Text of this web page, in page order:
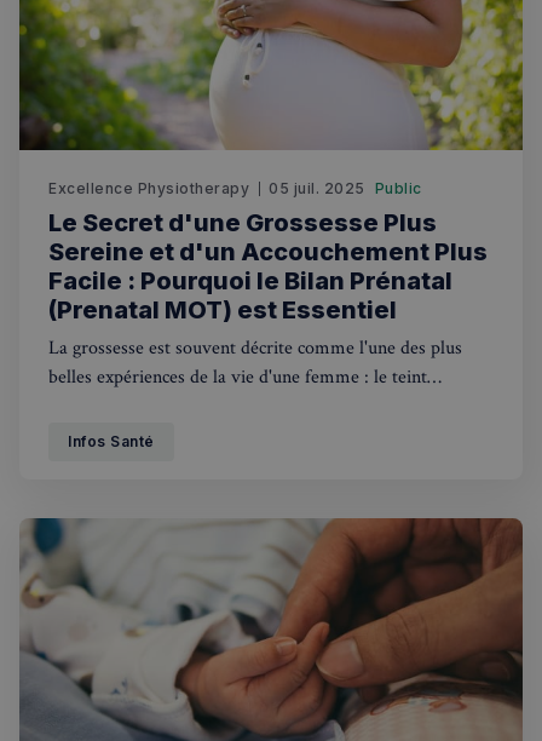
Excellence Physiotherapy 05 juil. 2025 Public
Le Secret d'une Grossesse Plus
Sereine et d'un Accouchement Plus
Facile : Pourquoi le Bilan Prénatal
(Prenatal MOT) est Essentiel
La grossesse est souvent décrite comme l'une des plus
belles expériences de la vie d'une femme : le teint
travaille sans relâche.
Infos Santé